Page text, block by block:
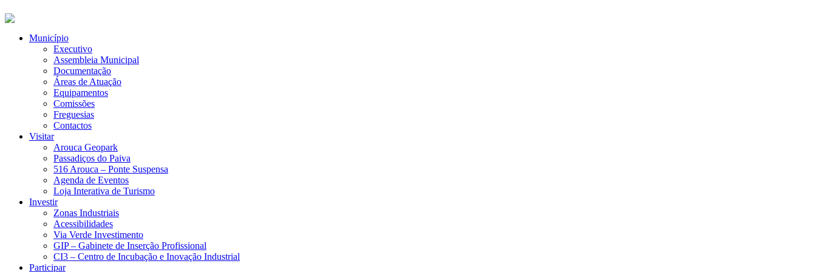
Município
Executivo
Assembleia Municipal
Documentação
Áreas de Atuação
Equipamentos
Comissões
Freguesias
Contactos
Visitar
Arouca Geopark
Passadiços do Paiva
516 Arouca – Ponte Suspensa
Agenda de Eventos
Loja Interativa de Turismo
Investir
Zonas Industriais
Acessibilidades
Via Verde Investimento
GIP – Gabinete de Inserção Profissional
CI3 – Centro de Incubação e Inovação Industrial
Participar